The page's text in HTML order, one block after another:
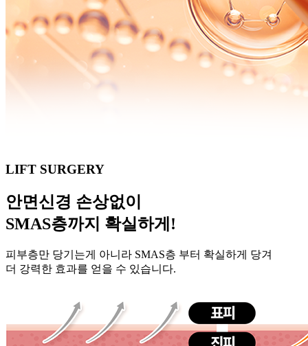
LIFT SURGERY
안면신경 손상없이
SMAS층까지 확실하게!
피부층만 당기는게 아니라 SMAS층 부터 확실하게 당겨
더 강력한 효과를 얻을 수 있습니다.